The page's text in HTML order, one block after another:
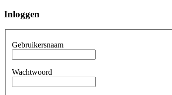
Inloggen
Gebruikersnaam
Wachtwoord